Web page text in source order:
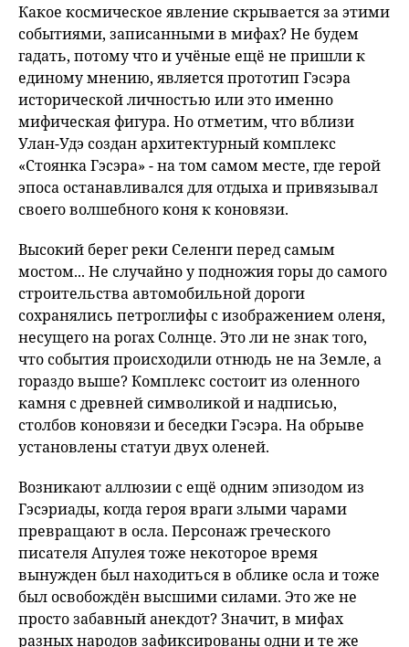
Какое космическое явление скрывается за этими
событиями, записанными в мифах? Не будем
гадать, потому что и учёные ещё не пришли к
единому мнению, является прототип Гэсэра
исторической личностью или это именно
мифическая фигура. Но отметим, что вблизи
Улан-Удэ создан архитектурный комплекс
«Стоянка Гэсэра» - на том самом месте, где герой
эпоса останавливался для отдыха и привязывал
своего волшебного коня к коновязи.
Высокий берег реки Селенги перед самым
мостом... Не случайно у подножия горы до самого
строительства автомобильной дороги
сохранялись петроглифы с изображением оленя,
несущего на рогах Солнце. Это ли не знак того,
что события происходили отнюдь не на Земле, а
гораздо выше? Комплекс состоит из оленного
камня с древней символикой и надписью,
столбов коновязи и беседки Гэсэра. На обрыве
установлены статуи двух оленей.
Возникают аллюзии с ещё одним эпизодом из
Гэсэриады, когда героя враги злыми чарами
превращают в осла. Персонаж греческого
писателя Апулея тоже некоторое время
вынужден был находиться в облике осла и тоже
был освобождён высшими силами. Это же не
просто забавный анекдот? Значит, в мифах
разных народов зафиксированы одни и те же